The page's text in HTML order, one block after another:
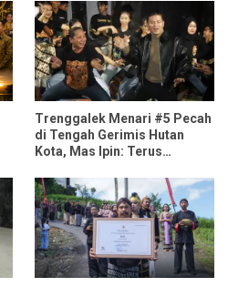
Trenggalek Menari #5 Pecah
di Tengah Gerimis Hutan
Kota, Mas Ipin: Terus